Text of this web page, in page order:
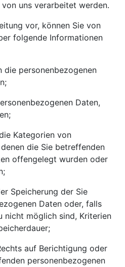
uns verarbeitet werden.
vor, können Sie von
folgende Informationen
die personenbezogenen
Daten,
Kategorien von
die Sie betreffenden
offengelegt wurden oder
Speicherung der Sie
Daten oder, falls
nicht möglich sind, Kriterien
auf Berichtigung oder
personenbezogenen